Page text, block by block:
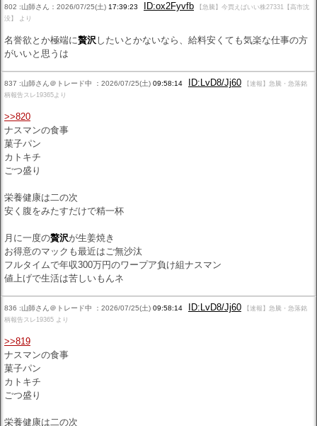
802 :山師さん：2026/07/25(土) 17:39:23 ID:ox2Fyvfb
【急騰】今買えばいい株27331【高市沈
没】 より
名誉欲とか極端に贅沢したいとかないなら、給料安くても気楽な仕事の方
がいいと思うは
837 :山師さん＠トレード中 ：2026/07/25(土) 09:58:14 ID:LvD8/Jj60
【速報】急騰・急落銘
柄報告スレ19365より
>>820
ナスマンの食事
菓子パン
カトキチ
ごつ盛り
栄養健康は二の次
安く腹をみたすだけで精一杯
月に一度の贅沢が生姜焼き
お得意のマックも最近はご無沙汰
フルタイムで年収300万円のワープア負け組ナスマン
値上げで生活は苦しいもんネ
836 :山師さん＠トレード中 ：2026/07/25(土) 09:58:14 ID:LvD8/Jj60
【速報】急騰・急落銘
柄報告スレ19365 より
>>819
ナスマンの食事
菓子パン
カトキチ
ごつ盛り
栄養健康は二の次